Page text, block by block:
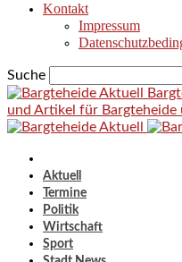
Kontakt
Impressum
Suche
und Artikel für Bargteheide
Aktuell
Termine
Politik
Wirtschaft
Sport